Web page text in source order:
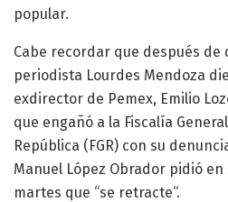
popular.
Cabe recordar que después de
periodista Lourdes Mendoza
exdirector de Pemex, Emilio
que engañó a la Fiscalía
República (FGR) con su
Manuel López Obrador pidió en
martes que “se retracte“.